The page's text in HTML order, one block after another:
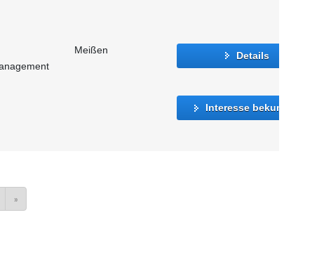
Meißen Details
Interesse bekunden
»